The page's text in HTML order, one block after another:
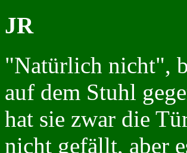
JR
"Natürlich nicht",
auf dem Stuhl
hat sie zwar die
nicht gefällt, aber